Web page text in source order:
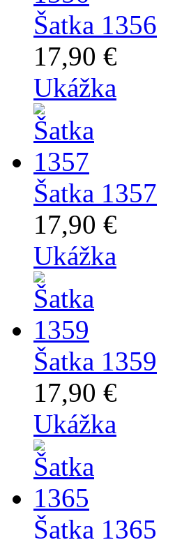
Šatka 1356
17,90 €
Ukážka
Šatka 1357
17,90 €
Ukážka
Šatka 1359
17,90 €
Ukážka
Šatka 1365